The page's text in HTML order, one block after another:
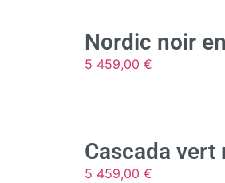
Nordic noir
5 459,00 €
Cascada vert
5 459,00 €